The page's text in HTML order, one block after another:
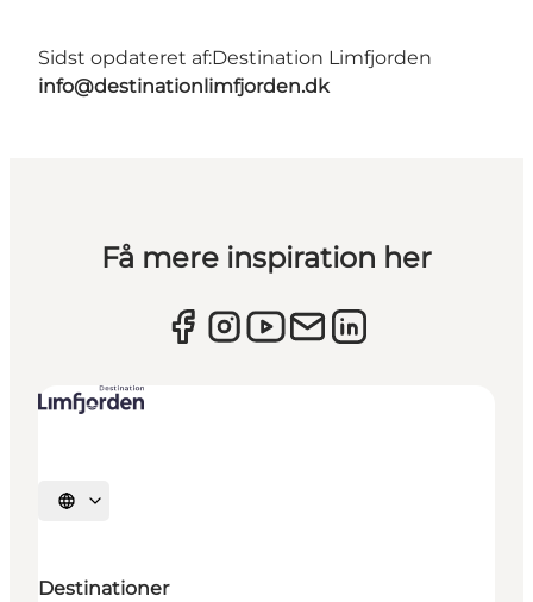
Sidst opdateret af:Destination Limfjorden
info@destinationlimfjorden.dk
Få mere inspiration her
Vælg sprog
Destinationer